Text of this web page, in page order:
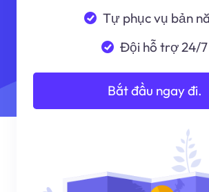
Tự phục vụ bản
Đội hỗ trợ 24/7
Bắt đầu ngay đi.